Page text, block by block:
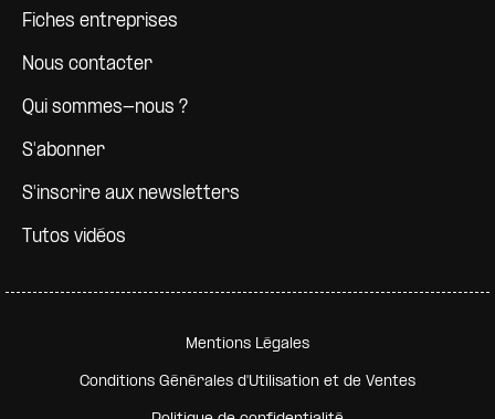
Fiches entreprises
Nous contacter
Qui sommes-nous ?
S'abonner
S'inscrire aux newsletters
Tutos vidéos
Pied de page secondaire
Mentions Légales
Conditions Générales d'Utilisation et de Ventes